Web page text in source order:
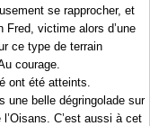
se rapprocher, et
Fred, victime alors d’une
ce type de terrain
courage.
ont été atteints.
une belle dégringolade sur
C’est aussi à cet